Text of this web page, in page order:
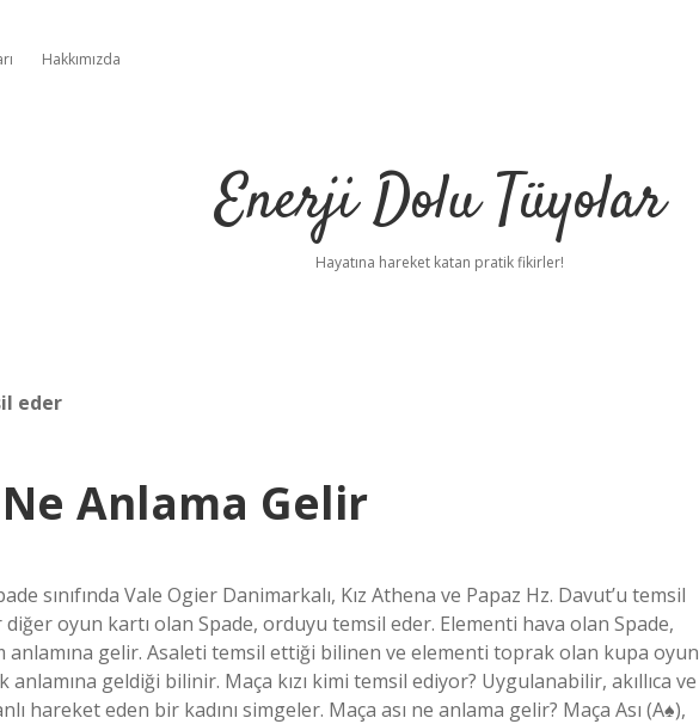
Hakkımızda
Enerji Dolu Tüyolar
Hayatına hareket katan pratik fikirler!
eder
Ne Anlama Gelir
sınıfında Vale Ogier Danimarkalı, Kız Athena ve Papaz Hz. Davut’u temsil
diğer oyun kartı olan Spade, orduyu temsil eder. Elementi hava olan Spade,
gelir. Asaleti temsil ettiği bilinen ve elementi toprak olan kupa oyun
anlamına geldiği bilinir. Maça kızı kimi temsil ediyor? Uygulanabilir, akıllıca ve
hareket eden bir kadını simgeler. Maça ası ne anlama gelir? Maça Ası (A♠),